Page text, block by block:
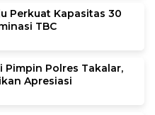
Perkuat Kapasitas 30
TBC
Pimpin Polres Takalar,
Apresiasi